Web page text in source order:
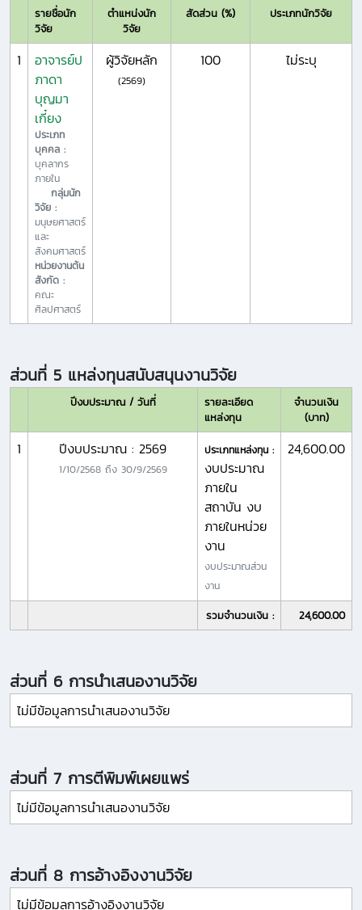
รายชื่อนัก
วิจัย
ตำแหน่งนัก
วิจัย
สัดส่วน (%) ประเภทนักวิจัย
1
อาจารย์ป
ภาดา
บุญมา
เกี๋ยง
ประเภท
บุคคล :
บุคลากร
ภายใน
กลุ่มนัก
วิจัย :
มนุษยศาสตร์
และ
สังคมศาสตร์
หน่วยงานต้น
สังกัด :
คณะ
ศิลปศาสตร์
ผู้วิจัยหลัก
(2569)
100 ไม่ระบุ
ส่วนที่ 5 แหล่งทุนสนับสนุนงานวิจัย
ปีงบประมาณ / วันที่
รายละเอียด
แหล่งทุน
จำนวนเงิน
(บาท)
1 ปีงบประมาณ : 2569
1/10/2568ถึง 30/9/2569
ประเภทแหล่งทุน :
งบประมาณ
ภายใน
สถาบัน งบ
ภายในหน่วย
งาน
งบประมาณส่วน
งาน
24,600.00
รวมจำนวนเงิน : 24,600.00
ส่วนที่ 6 การนำเสนองานวิจัย
ไม่มีข้อมูลการนำเสนองานวิจัย
ส่วนที่ 7 การตีพิมพ์เผยแพร่
ไม่มีข้อมูลการนำเสนองานวิจัย
ส่วนที่ 8 การอ้างอิงงานวิจัย
ไม่มีข้อมูลการอ้างอิงงานวิจัย